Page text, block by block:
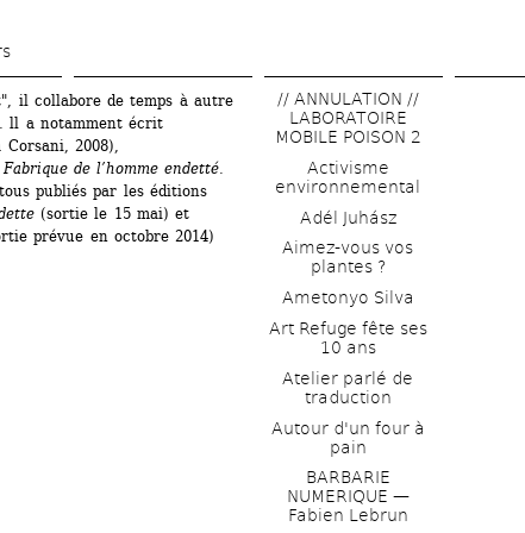
contenu
principal
il collabore de temps à autre
ll a notamment écrit
2008),
de l’homme endetté.
publiés par les éditions
(sortie le 15 mai) et
prévue en octobre 2014)
// ANNULATION //
LABORATOIRE
MOBILE POISON 2
Activisme
environnemental
Adél Juhász
Aimez-vous vos
plantes ?
Ametonyo Silva
Art Refuge fête ses
10 ans
Atelier parlé de
traduction
Autour d'un four à
pain
BARBARIE
NUMERIQUE —
Fabien Lebrun